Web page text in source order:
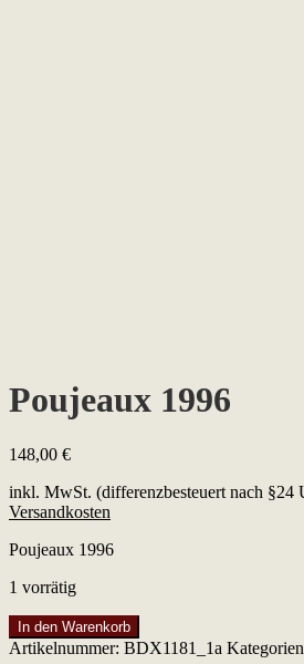
Poujeaux 1996
148,00 €
inkl. MwSt. (differenzbesteuert nach §24
Versandkosten
Poujeaux 1996
1 vorrätig
Poujeaux
1996
In den Warenkorb
Artikelnummer: BDX1181_1a